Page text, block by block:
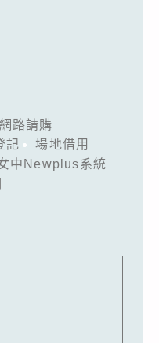
網路請購
記
場地借用
中Newplus系統